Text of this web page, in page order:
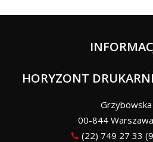
HORYZONT
00-844 Warszawa
(22) 749 27 33